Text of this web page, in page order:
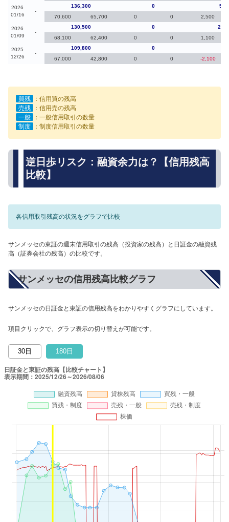
2026
01/16
-
136,300 0
70,600
65,700 0 0 2,500
2026
01/09
-
130,500 0
68,100
62,400 0 0 1,100
2025
12/26
-
109,800 0
67,000
42,800 0 0 -2,100
買残
：信用買の残高
売残
：信用売の残高
一般
：一般信用取引の数量
制度
：制度信用取引の数量
逆日歩リスク：融資余力は？【信用残高
比較】
各信用取引残高の状況をグラフで比較
サンメッセの東証の週末信用取引の残高（投資家の残高）と日証金の融資残
高（証券会社の残高）の比較です。
サンメッセの信用残高比較グラフ
サンメッセの日証金と東証の信用残高をわかりやすくグラフにしています。
項目クリックで、グラフ表示の切り替えが可能です。
30日 180日